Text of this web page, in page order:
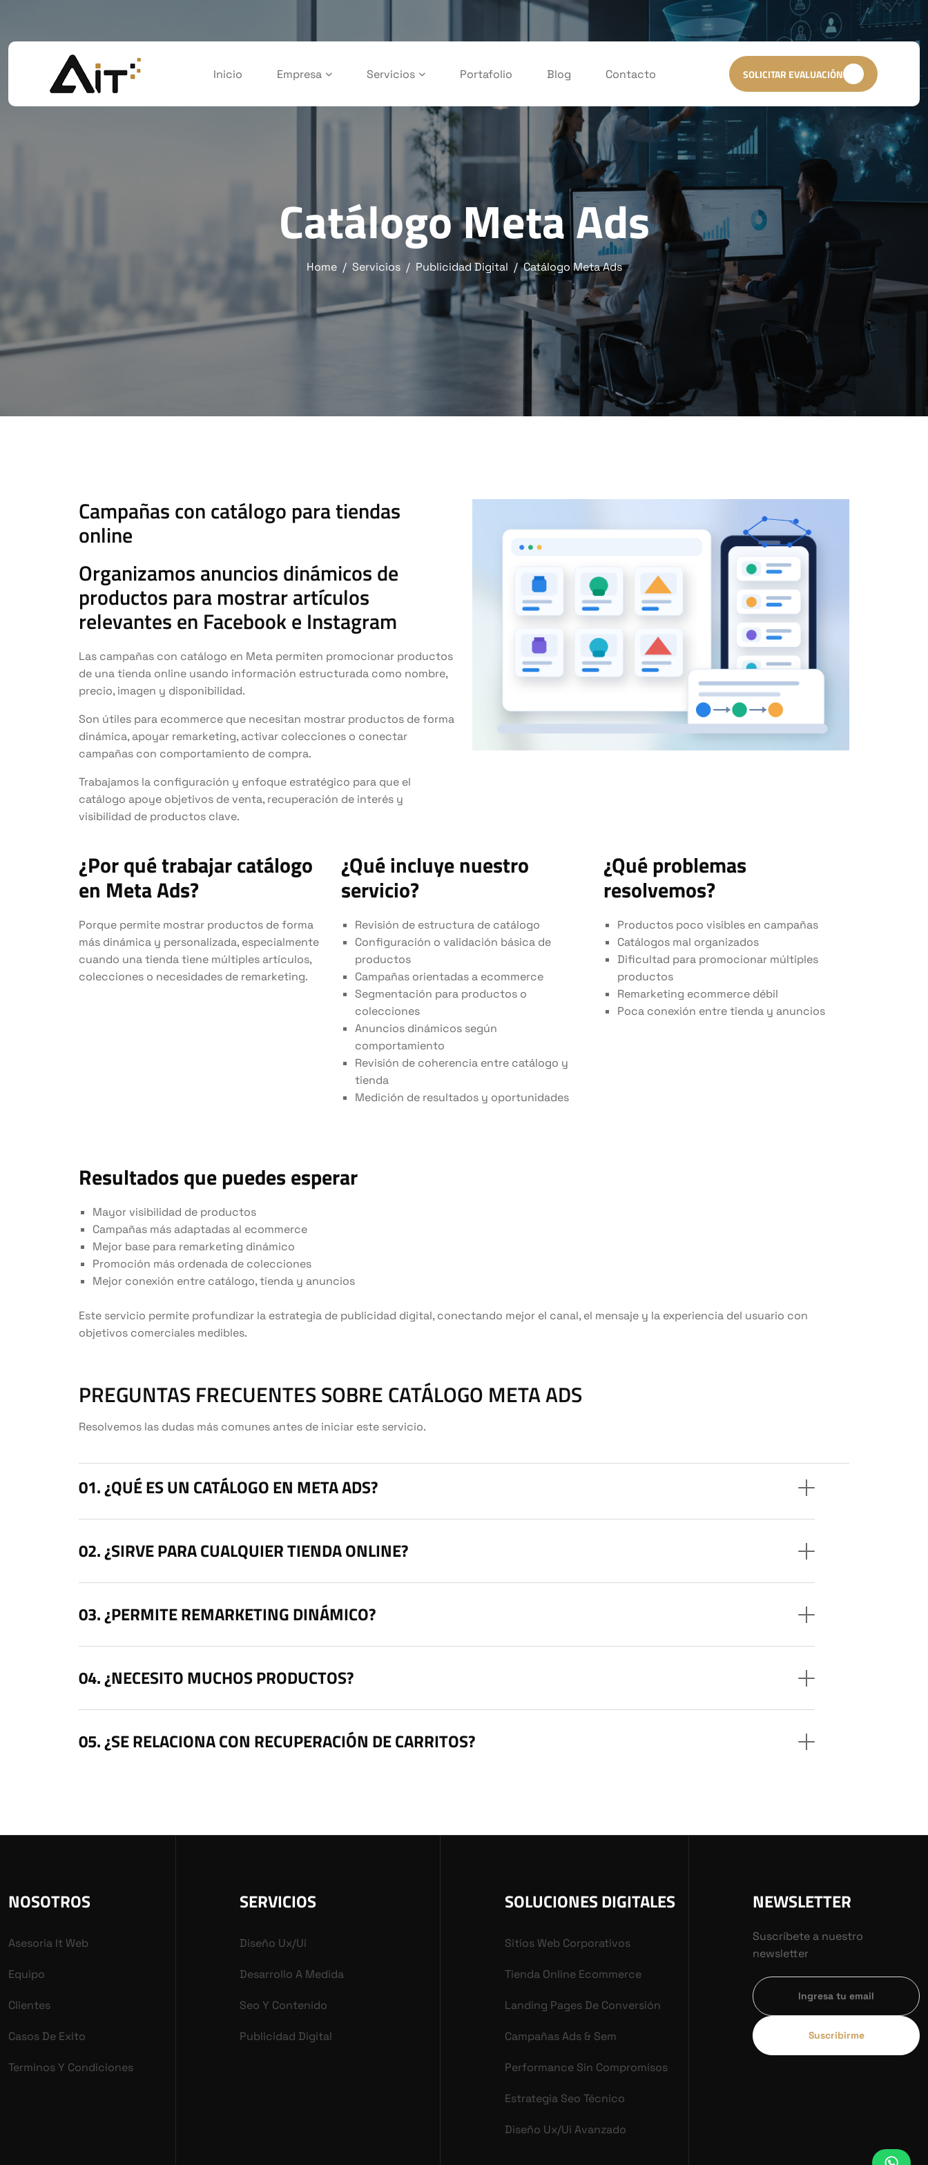
Inicio Empresa Servicios Portafolio Blog Contacto SOLICITAR EVALUACIÓN
Catálogo Meta Ads
Home Servicios Publicidad Digital Catálogo Meta Ads
Campañas con catálogo para tiendas
online
Organizamos anuncios dinámicos de
productos para mostrar artículos
relevantes en Facebook e Instagram
Las campañas con catálogo en Meta permiten promocionar productos
de una tienda online usando información estructurada como nombre,
precio, imagen y disponibilidad.
Son útiles para ecommerce que necesitan mostrar productos de forma
dinámica, apoyar remarketing, activar colecciones o conectar
campañas con comportamiento de compra.
Trabajamos la configuración y enfoque estratégico para que el
catálogo apoye objetivos de venta, recuperación de interés y
visibilidad de productos clave.
¿Por qué trabajar catálogo
en Meta Ads?
Porque permite mostrar productos de forma
más dinámica y personalizada, especialmente
cuando una tienda tiene múltiples artículos,
colecciones o necesidades de remarketing.
¿Qué incluye nuestro
servicio?
Revisión de estructura de catálogo
Configuración o validación básica de
productos
Campañas orientadas a ecommerce
Segmentación para productos o
colecciones
Anuncios dinámicos según
comportamiento
Revisión de coherencia entre catálogo y
tienda
Medición de resultados y oportunidades
¿Qué problemas
resolvemos?
Productos poco visibles en campañas
Catálogos mal organizados
Dificultad para promocionar múltiples
productos
Remarketing ecommerce débil
Poca conexión entre tienda y anuncios
Resultados que puedes esperar
Mayor visibilidad de productos
Campañas más adaptadas al ecommerce
Mejor base para remarketing dinámico
Promoción más ordenada de colecciones
Mejor conexión entre catálogo, tienda y anuncios
Este servicio permite profundizar la estrategia de publicidad digital, conectando mejor el canal, el mensaje y la experiencia del usuario con
objetivos comerciales medibles.
PREGUNTAS FRECUENTES SOBRE CATÁLOGO META ADS
Resolvemos las dudas más comunes antes de iniciar este servicio.
¿QUÉ ES UN CATÁLOGO EN META ADS?
¿SIRVE PARA CUALQUIER TIENDA ONLINE?
¿PERMITE REMARKETING DINÁMICO?
¿NECESITO MUCHOS PRODUCTOS?
¿SE RELACIONA CON RECUPERACIÓN DE CARRITOS?
NOSOTROS
Asesoria It Web
Equipo
Clientes
Casos De Exito
Terminos Y Condiciones
SERVICIOS
Diseño Ux/ui
Desarrollo A Medida
Seo Y Contenido
Publicidad Digital
SOLUCIONES DIGITALES
Sitios Web Corporativos
Tienda Online Ecommerce
Landing Pages De Conversión
Campañas Ads & Sem
Performance Sin Compromisos
Estrategia Seo Técnico
Diseño Ux/ui Avanzado
NEWSLETTER
Suscríbete a nuestro
newsletter
Suscribirme